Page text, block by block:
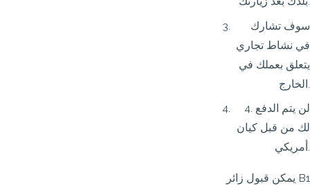
في نشاط تجاري
يتعلق بعملك في
4. لن يتم الدفع
لك من قبل كيان
أمريكي.
يمكن قبول زائر B1